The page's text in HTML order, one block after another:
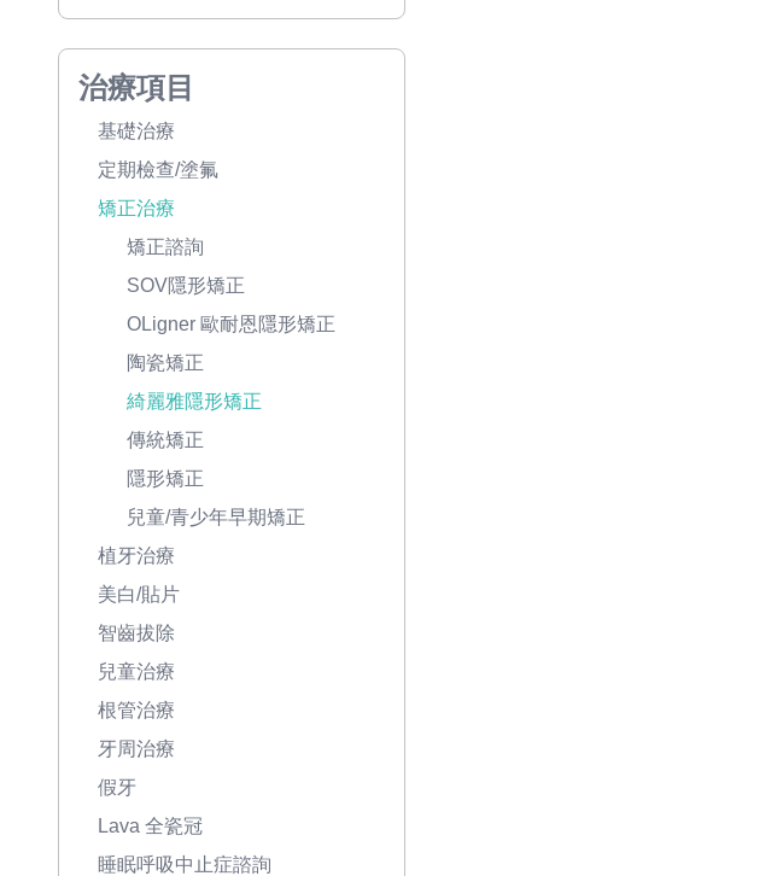
治療項目
基礎治療
定期檢查/塗氟
矯正治療
矯正諮詢
SOV隱形矯正
OLigner 歐耐恩隱形矯正
陶瓷矯正
綺麗雅隱形矯正
傳統矯正
隱形矯正
兒童/青少年早期矯正
植牙治療
美白/貼片
智齒拔除
兒童治療
根管治療
牙周治療
假牙
Lava 全瓷冠
睡眠呼吸中止症諮詢